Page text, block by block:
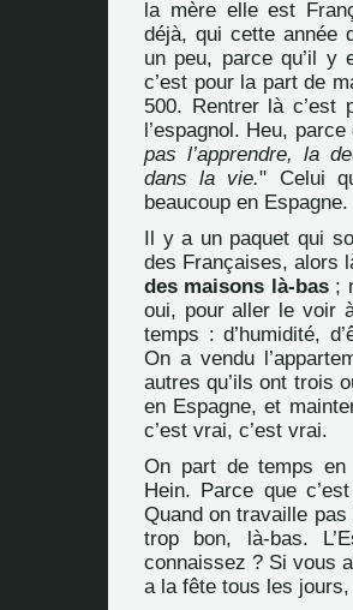
la mère elle est
déjà, qui cette année
un peu, parce qu’il y
c’est pour la part de
500. Rentrer là
l’espagnol. Heu,
pas l’apprendre, la
dans la vie." Celui
beaucoup en Espagne.
Il y a un paquet qui
des Françaises, alors
des maisons là-bas;
oui, pour aller le voir
temps : d’humidité,
On a vendu
autres qu’ils ont trois
en Espagne, et
c’est vrai, c’est vrai.
On part de temps en
Hein. Parce que
Quand on travaille
trop bon, là-bas.
connaissez ? Si vous
a la fête tous les